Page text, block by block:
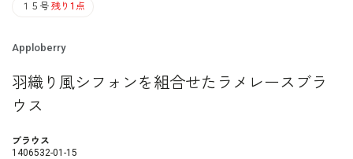
１５号 残り1点
Apploberry
羽織り風シフォンを組合せたラメレースブラ
ウス
ブラウス
1406532-01-15